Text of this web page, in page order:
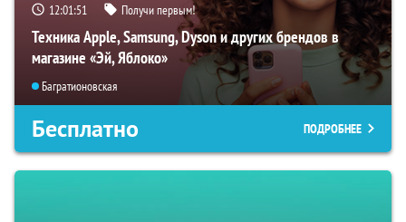
12:01:50 Получи первым!
Техника Apple, Samsung, Dyson и других брендов в
магазине «Эй, Яблоко»
Багратионовская
Бесплатно ПОДРОБНЕЕ